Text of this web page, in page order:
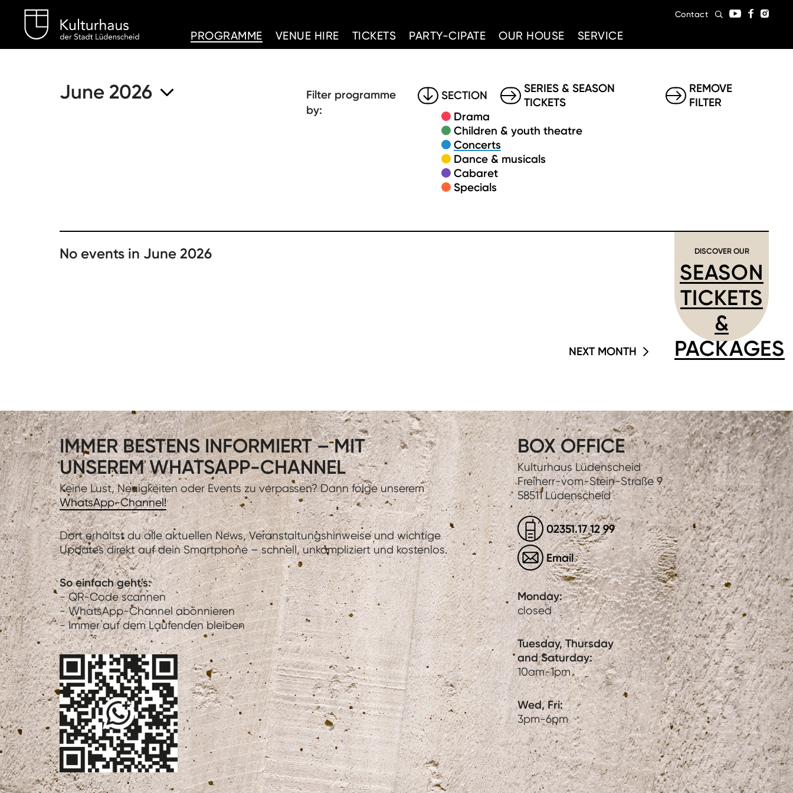
PROGRAMME
VENUE HIRE TICKETS PARTY-CIPATE OUR HOUSE SERVICE
Contact
June 2026
Filter programme
by:
SECTION
Drama
Children & youth theatre
Concerts
Dance & musicals
Cabaret
Specials
SERIES & SEASON
TICKETS
REMOVE
FILTER
No events in June 2026 DISCOVER OUR
SEASON
TICKETS
&
PACKAGES
NEXT MONTH
IMMER BESTENS INFORMIERT – MIT
UNSEREM WHATSAPP-CHANNEL
Keine Lust, Neuigkeiten oder Events zu verpassen? Dann folge unserem
WhatsApp-Channel!
Dort erhältst du alle aktuellen News, Veranstaltungshinweise und wichtige
Updates direkt auf dein Smartphone – schnell, unkompliziert und kostenlos.
So einfach geht's:
- QR-Code scannen
- WhatsApp-Channel abonnieren
- Immer auf dem Laufenden bleiben
BOX OFFICE
Kulturhaus Lüdenscheid
Freiherr-vom-Stein-Straße 9
58511 Lüdenscheid
02351.17 12 99
Email
Monday:
closed
Tuesday, Thursday
and Saturday:
10am-1pm
Wed, Fri:
3pm-6pm